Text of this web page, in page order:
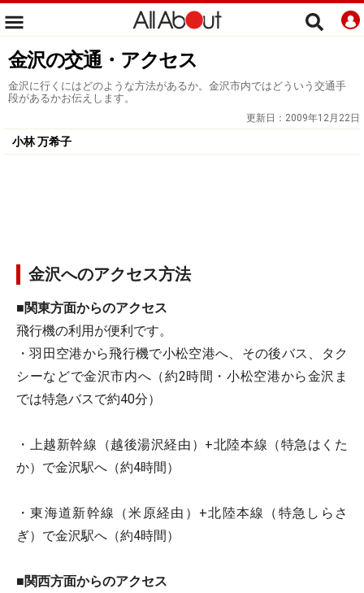
金沢の交通・アクセス
金沢に行くにはどのような方法があるか。金沢市内ではどういう交通手
段があるかお伝えします。
更新日： 2009年12月22日
小林 万希子
金沢へのアクセス方法
■関東方面からのアクセス
飛行機の利用が便利です。
・羽田空港から飛行機で小松空港へ、その後バス、タク
シーなどで金沢市内へ（約2時間・小松空港から金沢ま
では特急バスで約40分）
・上越新幹線（越後湯沢経由）+北陸本線（特急はくた
か）で金沢駅へ（約4時間）
・東海道新幹線（米原経由）+北陸本線（特急しらさ
ぎ）で金沢駅へ（約4時間）
■関西方面からのアクセス